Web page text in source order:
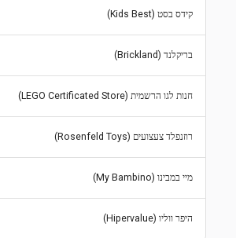
קידס בסט (Kids Best)
בריקלנד (Brickland)
חנות לגו הרשמית (LEGO Certificated Store)
רוזנפלד צעצועים (Rosenfeld Toys)
מיי במבינו (My Bambino)
היפר ווליו (Hipervalue)